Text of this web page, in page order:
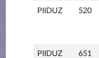
PIIDUZ 520
PIIDUZ 651